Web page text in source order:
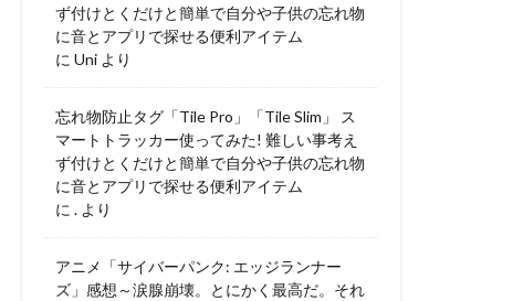
ず付けとくだけと簡単で自分や子供の忘れ物
に音とアプリで探せる便利アイテム
に Uni より
忘れ物防止タグ「Tile Pro」「Tile Slim」 ス
マートトラッカー使ってみた! 難しい事考え
ず付けとくだけと簡単で自分や子供の忘れ物
に音とアプリで探せる便利アイテム
に . より
アニメ「サイバーパンク: エッジランナー
ズ」感想～涙腺崩壊。とにかく最高だ。それ